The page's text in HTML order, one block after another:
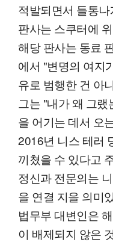
적발되면서 들통
판사는 스쿠터에
해당 판사는 동료
에서 "변명의 여지
유로 범행한 건 아
그는 "내가 왜 그
을 어기는 데서 오
2016년 니스 테러
끼쳤을 수 있다고
정신과 전문의는
을 연결 지을 의미
법무부 대변인은
이 배제되지 않은